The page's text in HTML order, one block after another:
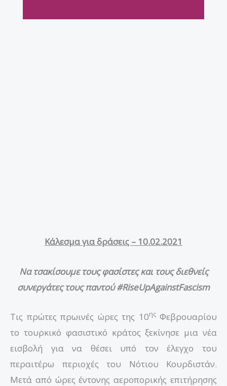
Κάλεσμα για δράσεις – 10.02.2021
Να τσακίσουμε τους φασίστες και τους διεθνείς
συνεργάτες τους παντού #RiseUpAgainstFascism
Τις πρώτες πρωινές ώρες της 10ηςΦεβρουαρίου
το τουρκικό φασιστικό κράτος ξεκίνησε μια νέα
εισβολή για να θέσει υπό τον έλεγχο του
περαιτέρω περιοχές του Νότιου Κουρδιστάν.
Μετά από ώρες έντονης αεροπορικής επιτήρησης